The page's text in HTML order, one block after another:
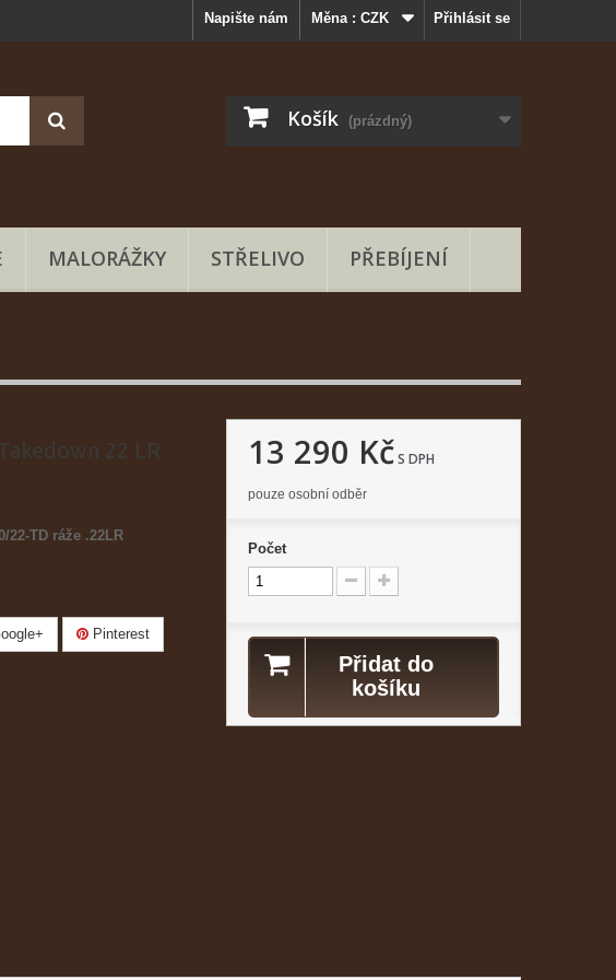
Přihlásit se
Měna : CZK
Napište nám
Košík (prázdný)
MALORÁŽKY STŘELIVO PŘEBÍJENÍ
22 LR
22-TD ráže .22LR
Pinterest
13 290 KčS DPH
pouze osobní odběr
Počet
Přidat do
košíku